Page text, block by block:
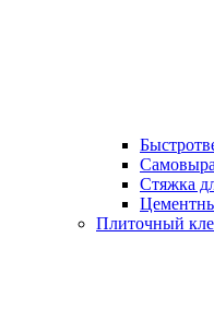
Стяжка
Плиточный